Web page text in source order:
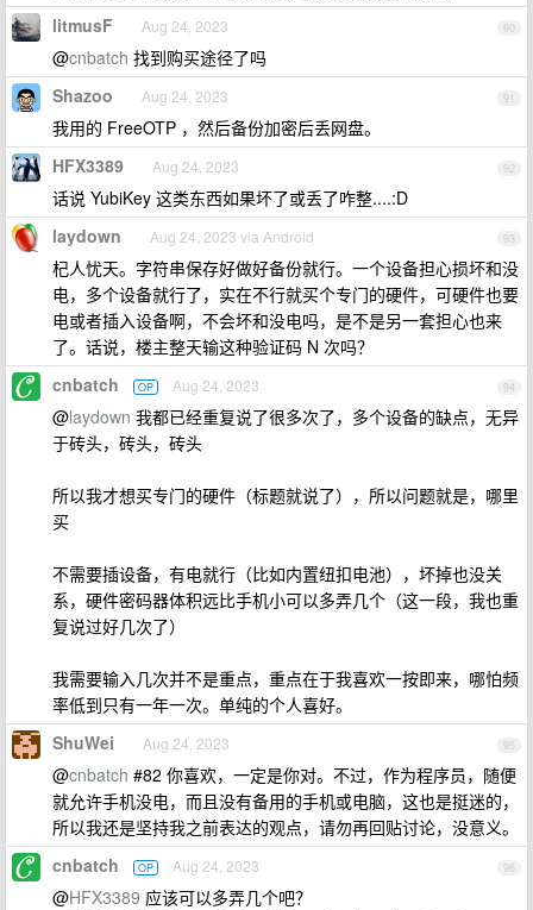
90
litmusF Aug 24, 2023
@cnbatch 找到购买途径了吗
91
Shazoo Aug 24, 2023
我用的 FreeOTP ，然后备份加密后丢网盘。
92
HFX3389 Aug 24, 2023
话说 YubiKey 这类东西如果坏了或丢了咋整....:D
93
laydown Aug 24, 2023 via Android
杞人忧天。字符串保存好做好备份就行。一个设备担心损坏和没
电，多个设备就行了，实在不行就买个专门的硬件，可硬件也要
电或者插入设备啊，不会坏和没电吗，是不是另一套担心也来
了。话说，楼主整天输这种验证码 N 次吗？
94
cnbatch OP Aug 24, 2023
@laydown 我都已经重复说了很多次了，多个设备的缺点，无异
于砖头，砖头，砖头
所以我才想买专门的硬件（标题就说了），所以问题就是，哪里
买
不需要插设备，有电就行（比如内置纽扣电池），坏掉也没关
系，硬件密码器体积远比手机小可以多弄几个（这一段，我也重
复说过好几次了）
我需要输入几次并不是重点，重点在于我喜欢一按即来，哪怕频
率低到只有一年一次。单纯的个人喜好。
95
ShuWei Aug 24, 2023
@cnbatch #82 你喜欢，一定是你对。不过，作为程序员，随便
就允许手机没电，而且没有备用的手机或电脑，这也是挺迷的，
所以我还是坚持我之前表达的观点，请勿再回贴讨论，没意义。
96
cnbatch OP Aug 24, 2023
@HFX3389 应该可以多弄几个吧？